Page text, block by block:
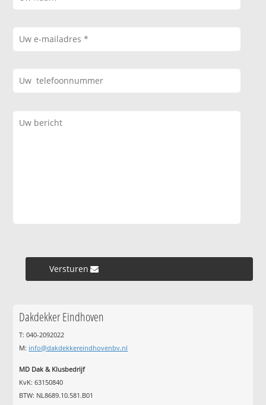
Versturen »
Dakdekker Eindhoven
T: 040-2092022
M: info@dakdekkereindhovenbv.nl
MD Dak & Klusbedrijf
KvK: 63150840
BTW: NL8689.10.581.B01